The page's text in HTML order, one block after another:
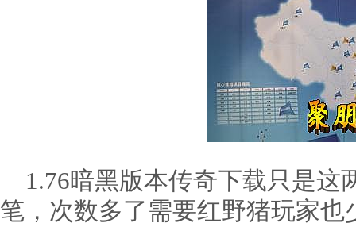
1.76暗黑版本传奇下载只是这
笔，次数多了需要红野猪玩家